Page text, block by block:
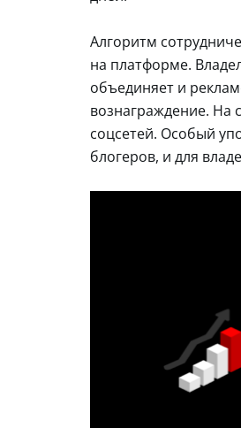
Алгоритм
на платформе.
объединяет и
вознаграждение. На
соцсетей. Особый
блогеров, и для